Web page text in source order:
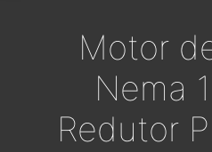
Motor
Nema
Redutor